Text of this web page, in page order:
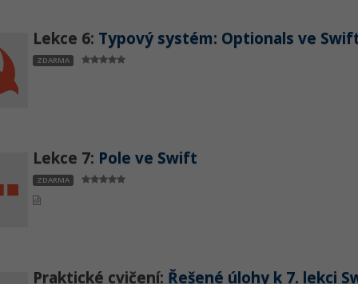
Lekce 6: Typový systém: Optionals ve
ZDARMA
Lekce 7: Pole ve Swift
ZDARMA
Praktické cvičení: Řešené úlohy k 7. lekci